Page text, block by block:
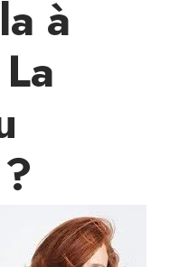
à